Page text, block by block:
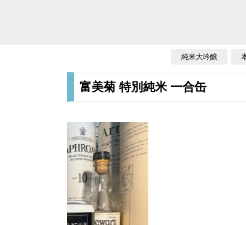
純米大吟醸
富美菊 特別純米 一合缶